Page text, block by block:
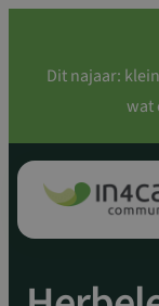
inhoudDit najaar:
wat